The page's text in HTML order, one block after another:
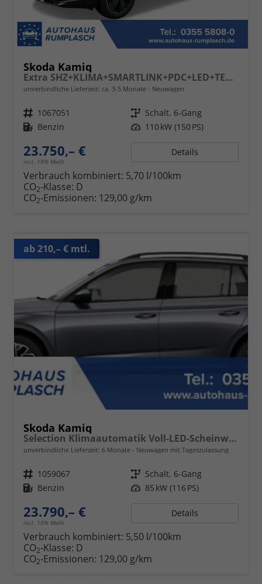
Skoda Kamiq
Extra SHZ+KLIMA+SMARTLINK+PDC+LED+TEMPOMAT
unverbindliche Lieferzeit: ca. 3-5 Monate Neuwagen
Fahrzeugnr. 1067051 Getriebe Schalt. 6-Gang
Kraftstoff Benzin Leistung 110 kW (150 PS)
23.750,– €
incl. 19% MwSt.
Details
Verbrauch kombiniert: 5,70 l/100km
CO2-Klasse: D
CO2-Emissionen: 129,00 g/km
ab 210,– € mtl.
Skoda Kamiq
Selection Klimaautomatik Voll-LED-Scheinwerfer Tempomat
unverbindliche Lieferzeit: 6 Monate Neuwagen mit Tageszulassung
Fahrzeugnr. 1059067 Getriebe Schalt. 6-Gang
Kraftstoff Benzin Leistung 85 kW (116 PS)
23.790,– €
incl. 19% MwSt.
Details
Verbrauch kombiniert: 5,50 l/100km
CO2-Klasse: D
CO2-Emissionen: 129,00 g/km